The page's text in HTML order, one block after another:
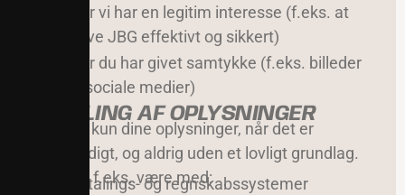
Når vi har en legitim interesse (f.eks. at
drive JBG effektivt og sikkert)
Når du har givet samtykke (f.eks. billeder
til sociale medier)
5. DELING AF OPLYSNINGER
Vi deler kun dine oplysninger, når det er
nødvendigt, og aldrig uden et lovligt grundlag.
Det kan f.eks. være med:
Betalings- og regnskabssystemer